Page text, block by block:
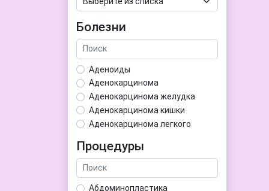
Болезни
Аденоиды
Аденокарцинома
Аденокарцинома желудка
Аденокарцинома кишки
Аденокарцинома легкого
Аденома гипофиза
Аденома простаты
Аденома щитовидной железы
Процедуры
Абдоминопластика